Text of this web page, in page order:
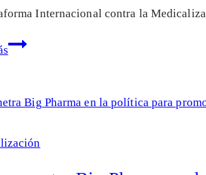
a
infancia
Internacional contra la
Cómo
fomentan
enfermedad